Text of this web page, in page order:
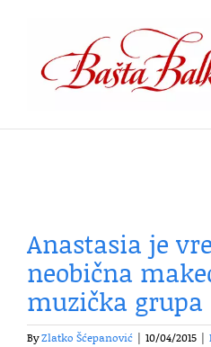
content
Anastasia je
neobična
muzička grupa
ByZlatko Šćepanović 10/04/2015